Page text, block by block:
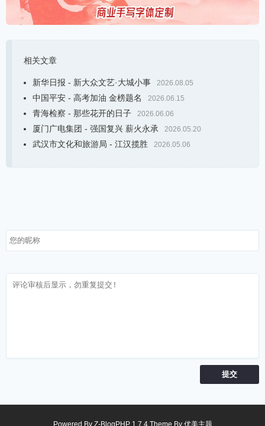
相关文章
新华日报 - 新大众文艺·大城小事 2026.08.05
中国平安 - 高考加油 金榜题名 2026.06.15
青海检察 - 那些花开的日子 2026.06.06
厦门广电集团 - 强国复兴 薪火永承 2026.05.20
武汉市文化和旅游局 - 江汉揽胜 2026.05.06
Powered By Z-BlogPHP 1.7.4Theme By 优美主题